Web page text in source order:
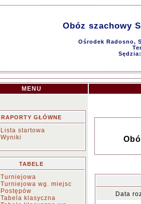
Obóz szachowy
Ośrodek Radosno,
MENU
RAPORTY GŁÓWNE
Lista startowa
Wyniki
TABELE
Turniejowa
Turniejowa wg. miejsc
Postępów
Tabela klasyczna
Data